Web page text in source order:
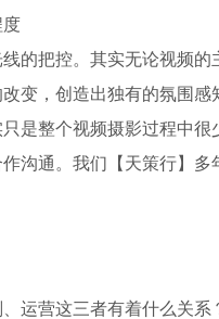
度
的把控。其实无论视频
变，创造出独有的氛围
只是整个视频摄影过程中
沟通。我们【天策行】
运营这三者有着什么关系